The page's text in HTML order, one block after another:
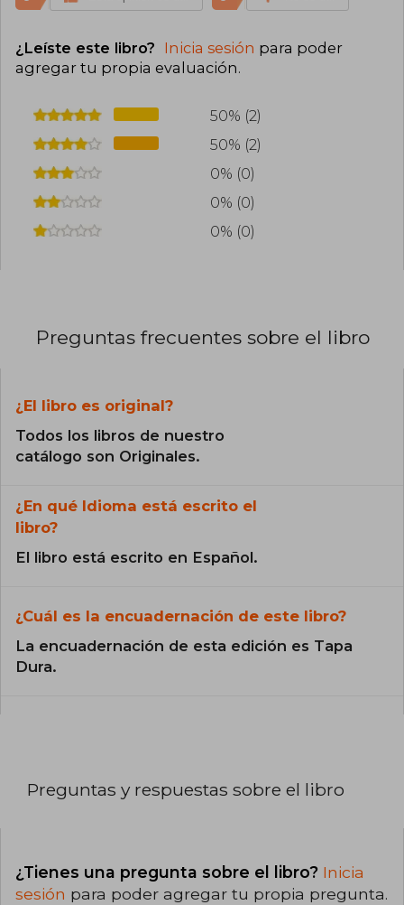
¿Leíste este libro? Inicia sesión para poder
agregar tu propia evaluación.
50% (2)
50% (2)
0% (0)
0% (0)
0% (0)
Preguntas frecuentes sobre el libro
¿El libro es original?
Todos los libros de nuestro
catálogo son Originales.
¿En qué Idioma está escrito el
libro?
El libro está escrito en Español.
¿Cuál es la encuadernación de este libro?
La encuadernación de esta edición es Tapa
Dura.
Preguntas y respuestas sobre el libro
¿Tienes una pregunta sobre el libro? Inicia
sesión para poder agregar tu propia pregunta.